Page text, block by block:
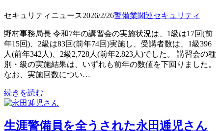
セキュリティニュース2026/2/26警備業関連セキュリティ
野村事務局長 令和7年の講習会の実施状況は、1級は17回(前
年15回)、2級は83回(前年74回)実施し、受講者数は、1級396
人(前年342人)、2級2,728人(前年2,823人)でした。 講習会の種
別・級の実施結果は、いずれも前年の数値を下回りました。
なお、実施回数につい…
続きを読む
生涯警備員を全うされた永田逓児さん